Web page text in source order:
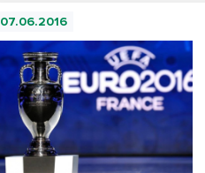
07.06.2016